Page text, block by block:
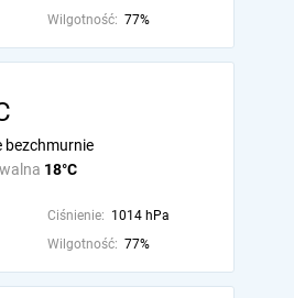
Wilgotność: 77%
18°C
bezchmurnie
Ciśnienie: 1014 hPa
Wilgotność: 77%